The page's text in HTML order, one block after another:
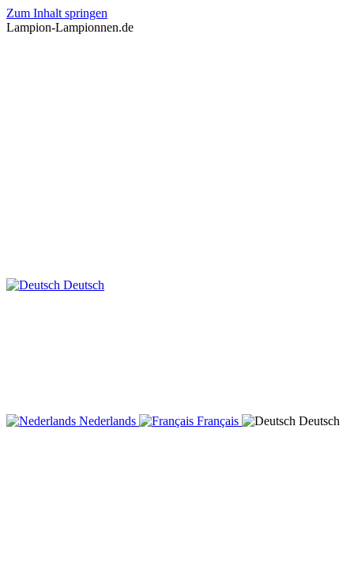
Zum Inhalt springen
Lampion-Lampionnen.de
Deutsch
Nederlands Français Deutsch